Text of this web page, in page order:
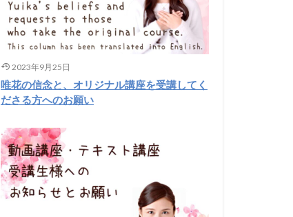
2023年9月25日
唯花の信念と、オリジナル講座を受講してく
ださる方へのお願い